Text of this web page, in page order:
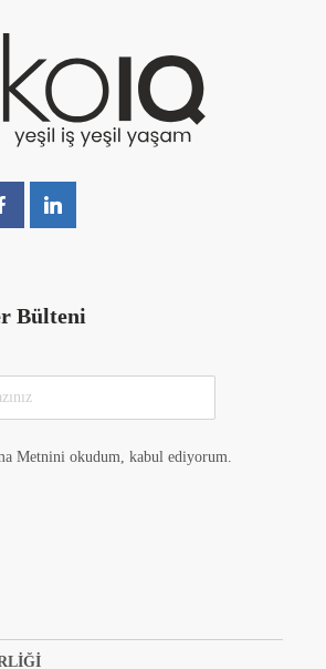
Bülteni
Metnini okudum, kabul ediyorum.